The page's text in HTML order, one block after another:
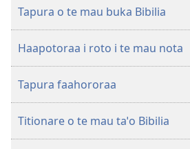
ao
apî
Huriraa
o
te
Tapura o te mau buka Bibilia
Haapotoraa i roto i te mau nota
Tapura faahororaa
Titionare o te mau taˈo Bibilia